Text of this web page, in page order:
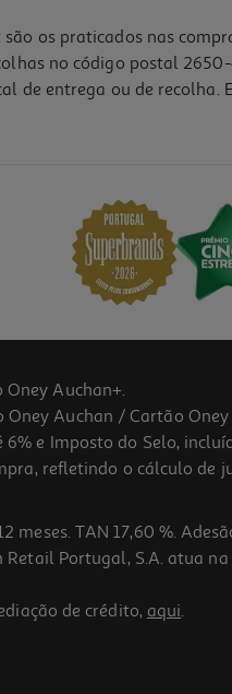
os praticados nas
no código postal
de entrega ou de
Auchan+.
Auchan / Cartão
e Imposto do Selo,
refletindo o cálculo de
TAN 17,60 %.
Retail Portugal, S.A. atua
de crédito, aqui.